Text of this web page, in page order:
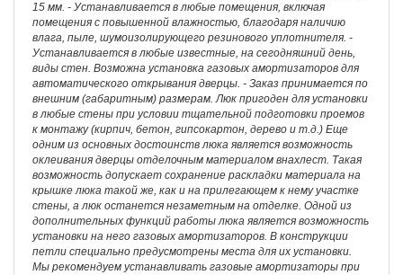
15 мм. - Устанавливается в любые помещения, включая
помещения с повышенной влажностью, благодаря наличию
влага, пыле, шумоизолирующего резинового уплотнителя. -
Устанавливается в любые известные, на сегодняшний день,
виды стен. Возможна установка газовых амортизаторов для
автоматического открывания дверцы. - Заказ принимается по
внешним (габаритным) размерам. Люк пригоден для установки
в любые стены при условии тщательной подготовки проемов
к монтажу (кирпич, бетон, гипсокартон, дерево и т.д.) Еще
одним из основных достоинств люка является возможность
оклеивания дверцы отделочным материалом внахлест. Такая
возможность допускает сохранение раскладки материала на
крышке люка такой же, как и на прилегающем к нему участке
стены, а люк останется незаметным на отделке. Одной из
дополнительных функций работы люка является возможность
установки на него газовых амортизаторов. В конструкции
петли специально предусмотрены места для их установки.
Мы рекомендуем устанавливать газовые амортизаторы при